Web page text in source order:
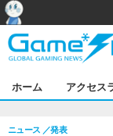
ホーム アクセス
ニュース 発表